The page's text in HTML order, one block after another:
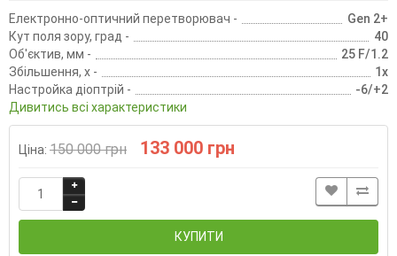
Електронно-оптичний перетворювач -
Gen 2+
Кут поля зору, град -
40
Об'єктив, мм -
25 F/1.2
Збільшення, х -
1x
Настройка діоптрій -
-6/+2
Дивитись всі характеристики
Ціна: 150 000 грн 133 000 грн
КУПИТИ